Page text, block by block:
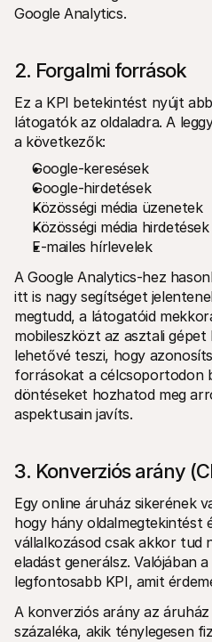
Google Analytics.
2. Forgalmi források
Ez a KPI betekintést nyújt
látogatók az oldaladra. A
a következők:
Google-keresések
Google-hirdetések
Közösségi média üzenetek
Közösségi média hirdetések
E-mailes hírlevelek
A Google Analytics-hez
itt is nagy segítséget
megtudd, a látogatóid
mobileszközt az asztali
lehetővé teszi, hogy
forrásokat a célcsoportodon
döntéseket hozhatod meg
aspektusain javíts.
3. Konverziós arány
Egy online áruház sikerének
hogy hány oldalmegtekintést
vállalkozásod csak akkor tud
eladást generálsz. Valójában
legfontosabb KPI, amit
A konverziós arány az
százaléka, akik ténylegesen